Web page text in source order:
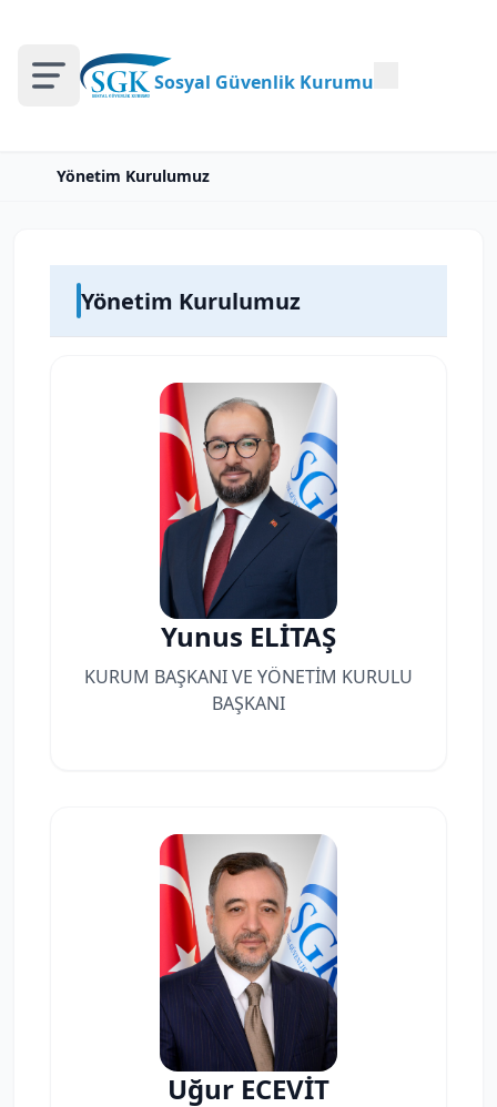
Sosyal Güvenlik Kurumu
Yönetim Kurulumuz
Yönetim Kurulumuz
Yunus ELİTAŞ
KURUM BAŞKANI VE YÖNETİM KURULU
BAŞKANI
Uğur ECEVİT